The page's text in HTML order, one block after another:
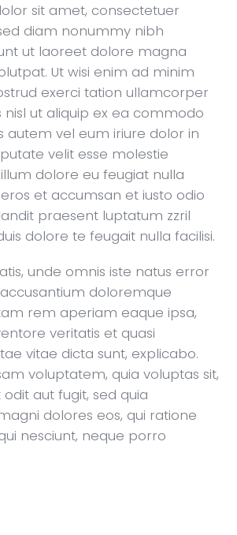
sit amet, consectetuer
diam nonummy nibh
ut laoreet dolore magna
Ut wisi enim ad minim
exerci tation ullamcorper
nisl ut aliquip ex ea commodo
autem vel eum iriure dolor in
velit esse molestie
dolore eu feugiat nulla
et accumsan et iusto odio
praesent luptatum zzril
dolore te feugait nulla facilisi.
unde omnis iste natus error
doloremque
rem aperiam eaque ipsa,
veritatis et quasi
vitae dicta sunt, explicabo.
voluptatem, quia voluptas sit,
aut fugit, sed quia
dolores eos, qui ratione
nesciunt, neque porro